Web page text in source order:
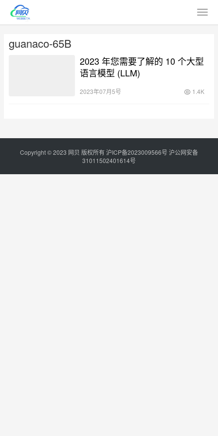
guanaco-65B
2023 年您需要了解的 10 个大型
语言模型 (LLM)
2023年07月5号 1.4K
Copyright © 2023 网贝 版权所有沪ICP备2023009566号 沪公网安备
31011502401614号